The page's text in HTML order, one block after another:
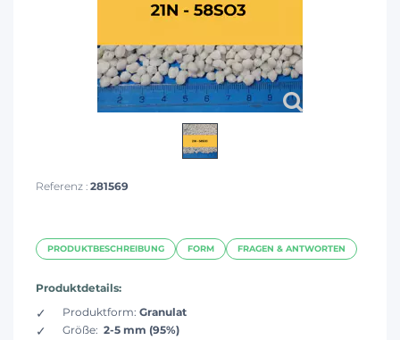
Referenz : 281569
PRODUKTBESCHREIBUNG FORM FRAGEN & ANTWORTEN
Produktdetails:
Produktform: Granulat
Größe: 2-5 mm (95%)